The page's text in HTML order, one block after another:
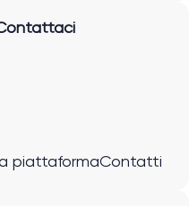
piattaformaContatti